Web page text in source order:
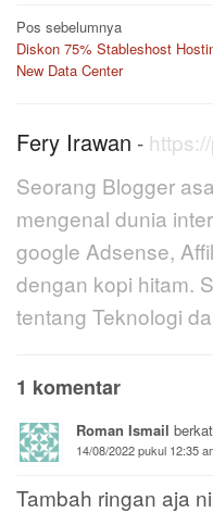
Navigasi
pos
Pos sebelumnya
Diskon 75% Stableshost
New Data Center
Fery Irawan -
Seorang Blogger
mengenal dunia
google Adsense,
dengan kopi hitam.
tentang Teknologi
1 komentar
Roman Ismail
14/08/2022 pukul 12:35
Tambah ringan aja